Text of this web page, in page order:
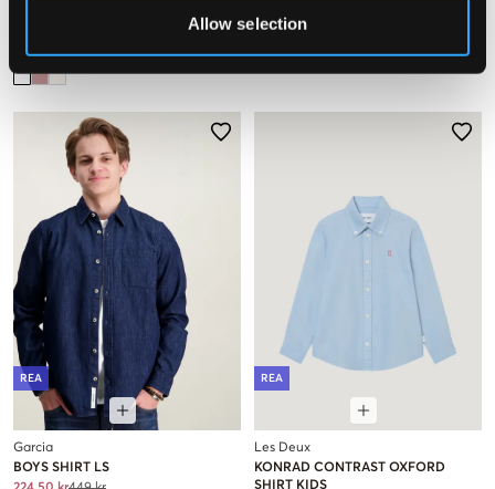
Allow selectionJACKSON LINEN SHIRT
REA
Garcia
BOYS SHIRT LS
REA
Les Deux
KONRAD CONTRAST OXFORD
SHIRT KIDS